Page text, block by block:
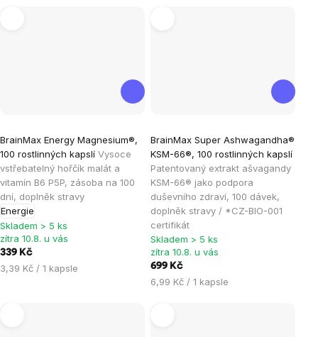
BrainMax Energy Magnesium®,
100 rostlinných kapslí Vysoce
vstřebatelný hořčík malát a
vitamín B6 P5P, zásoba na 100
dní, doplněk stravy
Energie
hodnocení
produktu
je
5,0
z
5
hvězdiček.
Skladem > 5 ks
zítra 10.8. u vás
339 Kč
Měrná
3,39 Kč / 1 kapsle
BrainMax Super Ashwagandha®
KSM-66®, 100 rostlinných kapslí
Patentovaný extrakt ašvagandy
KSM-66® jako podpora
duševního zdraví, 100 dávek,
doplněk stravy / *CZ-BIO-001
certifikát
hodnocení
produktu
je
4,8
z
5
hvězdiček.
Skladem > 5 ks
zítra 10.8. u vás
699 Kč
Měrná
6,99 Kč / 1 kapsle